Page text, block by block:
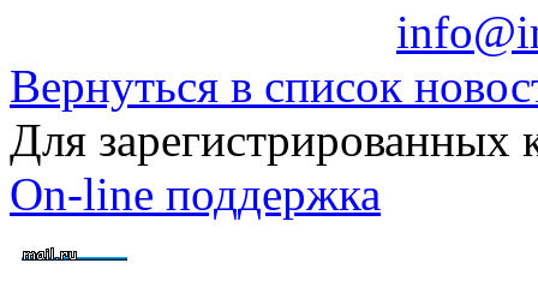
Вернуться в список
Для зарегистрированных
On-line поддержка